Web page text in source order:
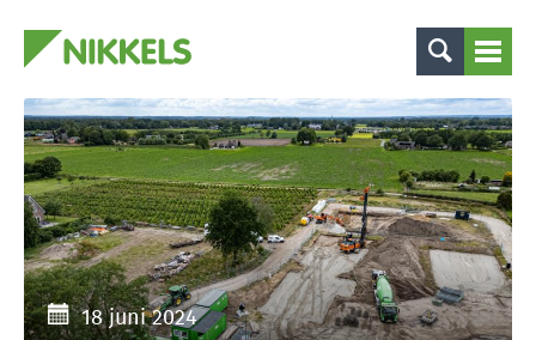
18 juni 2024